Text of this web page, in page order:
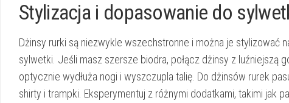
Stylizacja i dopasowanie do
Dżinsy rurki są niezwykle wszechstronne i można je stylizować
sylwetki. Jeśli masz szersze biodra, połącz dżinsy z luźniejszą
optycznie wydłuża nogi i wyszczupla talię. Do dżinsów rurek
shirty i trampki. Eksperymentuj z różnymi dodatkami, takimi jak